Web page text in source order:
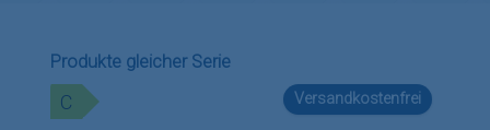
Produktgalerie überspringen
Produkte gleicher Serie
Versandkostenfrei
C